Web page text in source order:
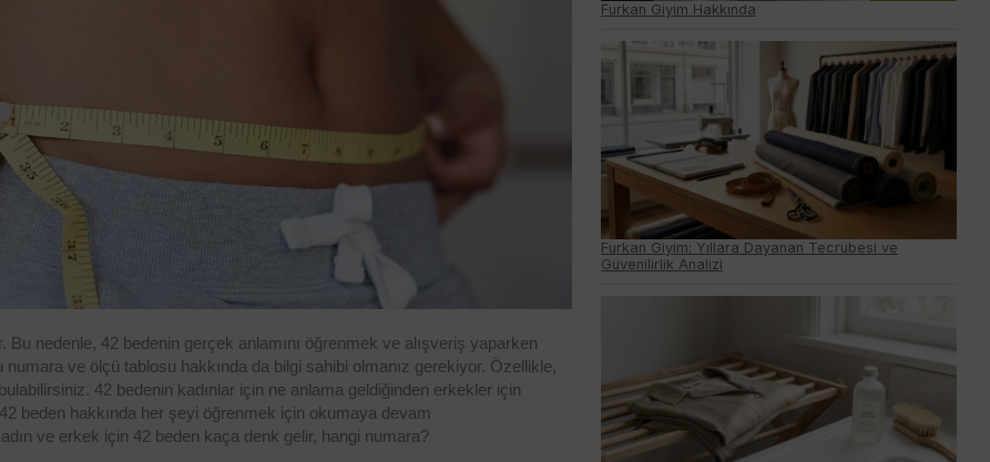
nedenle, 42 bedenin gerçek anlamını öğrenmek ve alışveriş yaparken
ve ölçü tablosu hakkında da bilgi sahibi olmanız gerekiyor. Özellikle,
42 bedenin kadınlar için ne anlama geldiğinden erkekler için
beden hakkında her şeyi öğrenmek için okumaya devam
ve erkek için 42 beden kaça denk gelir, hangi numara?
Furkan Giyim Hakkında
Furkan Giyim: Yıllara Dayanan Tecrübesi ve
Güvenilirlik Analizi